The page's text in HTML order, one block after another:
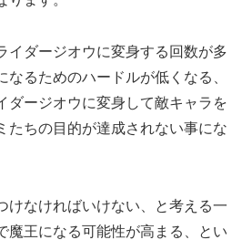
イダージオウに変身する回数が多
なるためのハードルが低くなる、
ダージオウに変身して敵キャラを
たちの目的が達成されない事にな
けなければいけない、と考える一
魔王になる可能性が高まる、とい